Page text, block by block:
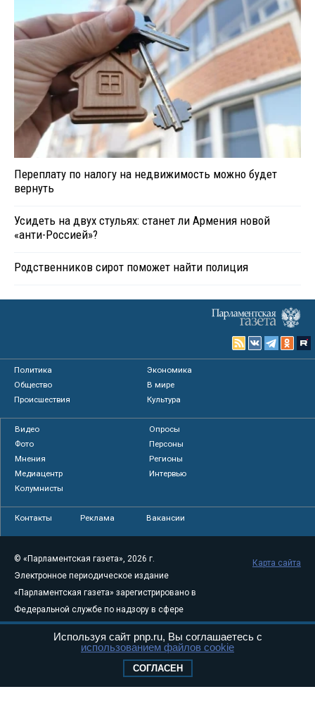
Переплату по налогу на недвижимость можно будет
вернуть
Усидеть на двух стульях: станет ли Армения новой
«анти-Россией»?
Родственников сирот поможет найти полиция
Политика
Экономика
Общество
В мире
Происшествия
Культура
Видео
Опросы
Фото
Персоны
Мнения
Регионы
Медиацентр
Интервью
Колумнисты
Контакты Реклама Вакансии
© «Парламентская газета», 2026 г.
Электронное периодическое издание
«Парламентская газета» зарегистрировано в
Федеральной службе по надзору в сфере
связи, информационных технологий и
массовых коммуникаций (Роскомнадзор) 05
Свидетельство о регистрации Эл № ФС77-
Карта сайта
Используя сайт pnp.ru, Вы соглашаетесь с
использованием файлов cookie
СОГЛАСЕН